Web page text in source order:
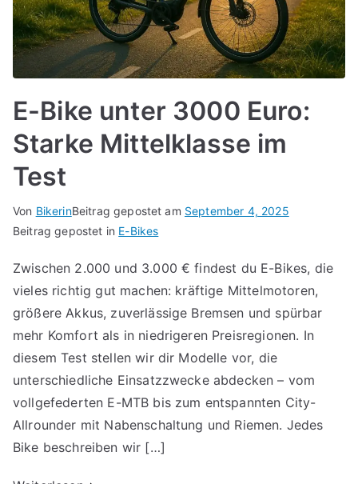
E-Bike unter 3000 Euro:
Starke Mittelklasse im
Test
Von BikerinBeitrag gepostet am September 4, 2025
Beitrag gepostet in E-Bikes
Zwischen 2.000 und 3.000 € findest du E-Bikes, die
vieles richtig gut machen: kräftige Mittelmotoren,
größere Akkus, zuverlässige Bremsen und spürbar
mehr Komfort als in niedrigeren Preisregionen. In
diesem Test stellen wir dir Modelle vor, die
unterschiedliche Einsatzzwecke abdecken – vom
vollgefederten E-MTB bis zum entspannten City-
Allrounder mit Nabenschaltung und Riemen. Jedes
Bike beschreiben wir […]